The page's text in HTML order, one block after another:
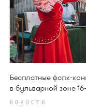
Бесплатные фолк-
в бульварной зоне
НОВОСТИ